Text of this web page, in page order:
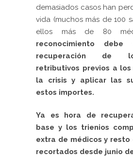
demasiados casos han
vida (muchos más de 100
ellos más de 80
reconocimiento debe
recuperación de
retributivos previos a
la crisis y aplicar las
estos importes.
Ya es hora de
base y los trienios
extra de médicos y resto
recortados desde junio